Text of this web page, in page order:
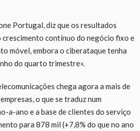
Portugal, diz que os resultados
contínuo do negócio fixo e
móvel, embora o ciberataque tenha
do quarto trimestre».
chega agora a mais de
o que se traduz num
a-ano e a base de clientes do serviço
para 878 mil (+7,8% do que no ano